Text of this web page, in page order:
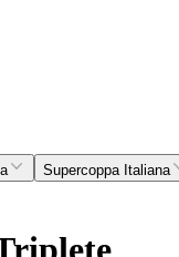
Supercoppa Italiana